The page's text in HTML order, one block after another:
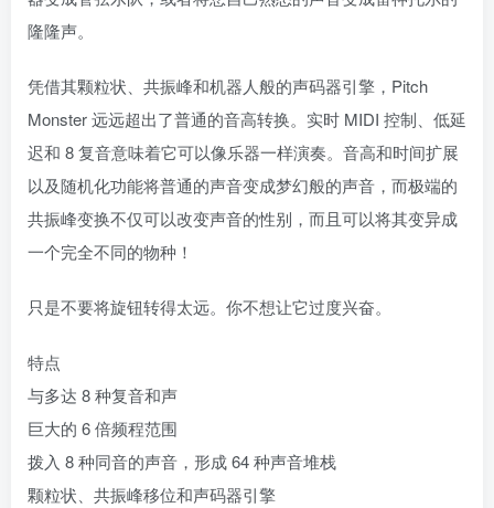
隆隆声。
凭借其颗粒状、共振峰和机器人般的声码器引擎，Pitch
Monster 远远超出了普通的音高转换。实时 MIDI 控制、低延
迟和 8 复音意味着它可以像乐器一样演奏。音高和时间扩展
以及随机化功能将普通的声音变成梦幻般的声音，而极端的
共振峰变换不仅可以改变声音的性别，而且可以将其变异成
一个完全不同的物种！
只是不要将旋钮转得太远。你不想让它过度兴奋。
特点
与多达 8 种复音和声
巨大的 6 倍频程范围
拨入 8 种同音的声音，形成 64 种声音堆栈
颗粒状、共振峰移位和声码器引擎